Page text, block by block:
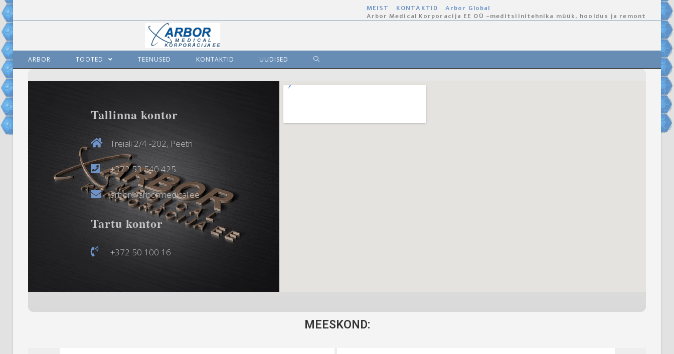
MEIST KONTAKTID
Arbor Global
Arbor Medical Korporacija EE OÜ -meditsiinitehnika müük, hooldus ja remont
ARBOR TOOTED TEENUSED KONTAKTID UUDISED
Tallinna kontor
Treiali 2/4 -202, Peetri
+372 53 540 425
arbor@arbormedical.ee
Tartu kontor
+372 50 100 16
MEESKOND: